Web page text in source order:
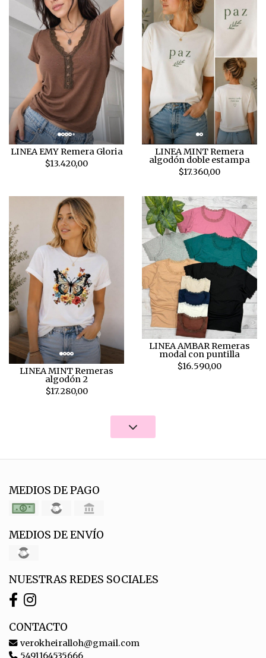
LINEA EMY Remera Gloria
$13.420,00
LINEA MINT Remera
algodón doble estampa
$17.360,00
LINEA MINT Remeras
algodón 2
$17.280,00
LINEA AMBAR Remeras
modal con puntilla
$16.590,00
MEDIOS DE PAGO
MEDIOS DE ENVÍO
NUESTRAS REDES SOCIALES
CONTACTO
verokheiralloh@gmail.com
5491164535666